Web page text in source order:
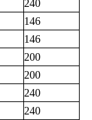
240
146
146
200
200
240
240